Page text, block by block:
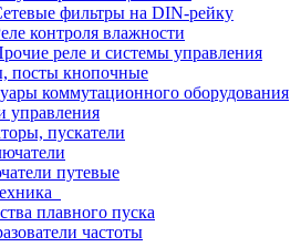
фильтры на DIN-рейку
контроля влажности
реле и системы управления
посты кнопочные
коммутационного оборудования
управления
пускатели
путевые
плавного пуска
частоты